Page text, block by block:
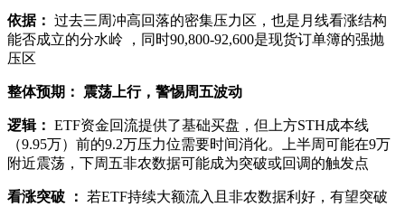
依据： 过去三周冲高回落的密集压力区，也是月线看涨结构
能否成立的分水岭 ，同时90,800-92,600是现货订单簿的强抛
压区
整体预期： 震荡上行，警惕周五波动
逻辑： ETF资金回流提供了基础买盘，但上方STH成本线
（9.95万）前的9.2万压力位需要时间消化。上半周可能在9万
附近震荡，下周五非农数据可能成为突破或回调的触发点
看涨突破 ：
若ETF持续大额流入且非农数据利好，有望突破